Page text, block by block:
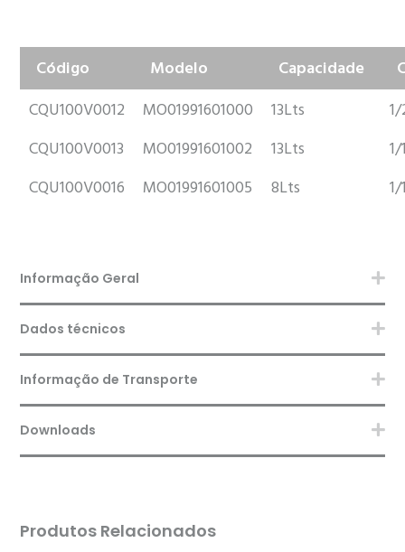
Código Modelo Capacidade
CQU100V0012
MO01991601000 13Lts
CQU100V0013
MO01991601002 13Lts
1/
CQU100V0016
MO01991601005 8Lts 1/
Informação Geral
Dados técnicos
Informação de Transporte
Downloads
Produtos Relacionados